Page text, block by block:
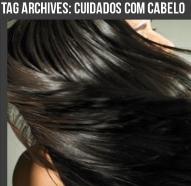
Tag Archives:cuidados com cabelo